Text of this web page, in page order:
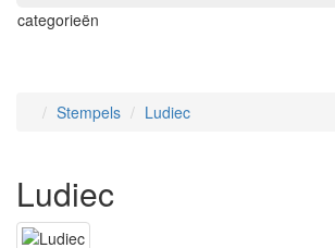
categorieën
Stempels Ludiec
Ludiec